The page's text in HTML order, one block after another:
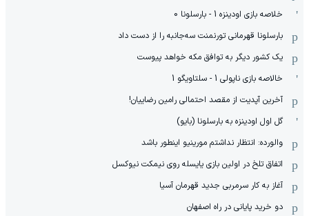
خلاصه بازی اودینزه 1 - بارسلونا 0
بارسلونا قهرمانی تورنمنت سه‌جانبه را از دست داد
یک کشور دیگر به توافق مکه خواهد پیوست
خالاصه بازی ناپولی 1 - سلتاویگو 1
آخرین آپدیت از مقصد احتمالی رامین رضاییان!
گل اول اودینزه به بارسلونا (بایو)
والورده: انتظار نداشتم مورینیو اینطور باشد
اتفاق تلخ در اولین بازی یایسله روی نیمکت نیوکسل
آغاز به کار سرمربی جدید قهرمان آسیا
دو خرید پایانی در راه اصفهان